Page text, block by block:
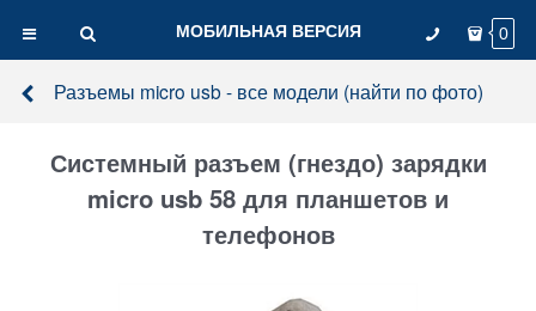
МОБИЛЬНАЯ ВЕРСИЯ 0
Разъемы micro usb - все модели (найти по фото)
Системный разъем (гнездо) зарядки
micro usb 58 для планшетов и
телефонов